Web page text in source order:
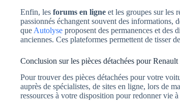
Enfin, les forums en ligne et les groupes sur les
passionnés échangent souvent des informations,
que Autolyse proposent des permanences et des
anciennes. Ces plateformes permettent de tisser
Conclusion sur les pièces détachées pour Renault
Pour trouver des pièces détachées pour votre
auprès de spécialistes, de sites en ligne, lors de
ressources à votre disposition pour redonner vie